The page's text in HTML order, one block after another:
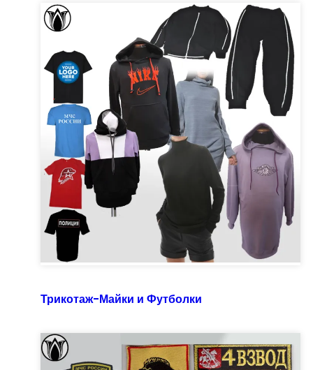
Трикотаж-Майки и Футболки